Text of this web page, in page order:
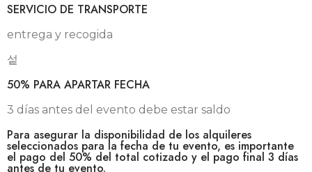
SERVICIO DE TRANSPORTE
entrega y recogida
50% PARA APARTAR FECHA
3 días antes del evento debe estar saldo
Para asegurar la disponibilidad de los alquileres
seleccionados para la fecha de tu evento, es importante
el pago del 50% del total cotizado y el pago final 3 días
antes de tu evento.